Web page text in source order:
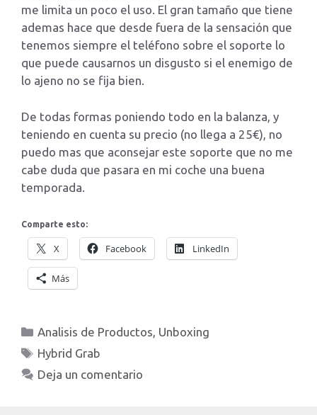
me limita un poco el uso. El gran tamaño que tiene
ademas hace que desde fuera de la sensación que
tenemos siempre el teléfono sobre el soporte lo
que puede causarnos un disgusto si el enemigo de
lo ajeno no se fija bien.
De todas formas poniendo todo en la balanza, y
teniendo en cuenta su precio (no llega a 25€), no
puedo mas que aconsejar este soporte que no me
cabe duda que pasara en mi coche una buena
temporada.
Comparte esto:
X Facebook LinkedIn
Más
Categorías
Analisis de Productos, Unboxing
Etiquetas
Hybrid Grab
Deja un comentario